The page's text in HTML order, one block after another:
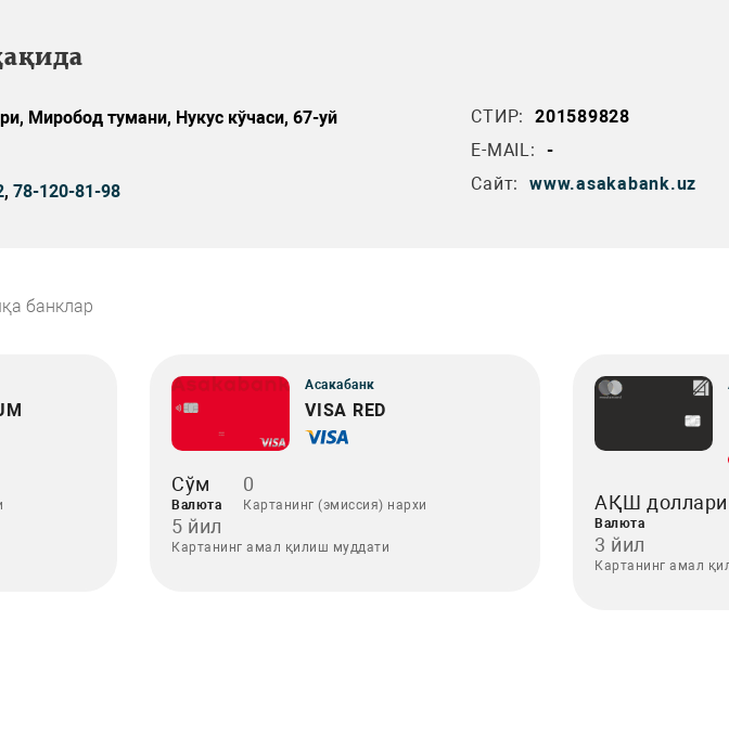
Миробод тумани, Нукус кўчаси, 67-уй
,78-120-81-98
СТИР:
201589828
E-MAIL:
-
Сайт:
www.asakabank.uz
банклар
Асакабанк
VISA RED
Сўм
Валюта
0
Картанинг (эмиссия) нархи
5 йил
Картанинг амал қилиш муддати
АҚШ доллари
Валюта
3 йил
Картанинг амал